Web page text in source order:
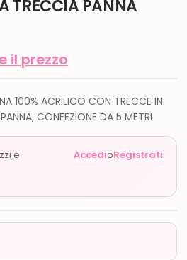
TRECCIA PANNA
il prezzo
100% ACRILICO CON TRECCE IN
CONFEZIONE DA 5 METRI
e
AccedioRegistrati.